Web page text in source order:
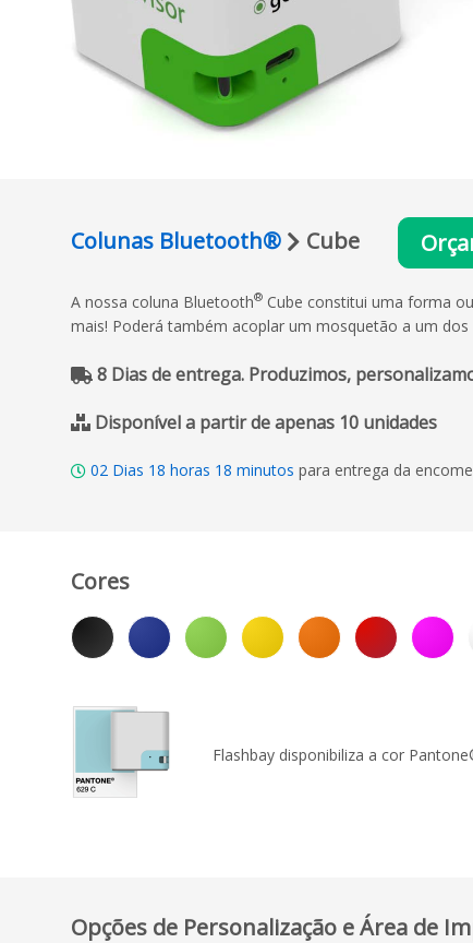
Colunas Bluetooth® Cube
A nossa coluna Bluetooth® Cube constitui uma forma
mais! Poderá também acoplar um mosquetão a um
8 Dias de entrega. Produzimos,
Disponível a partir de apenas 10 unidades
02 Dias 18 horas 18 minutos para entrega da
Cores
Flashbay disponibiliza a cor
Opções de Personalização e Área de